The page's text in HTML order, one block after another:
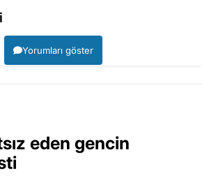
Yorumları göster
eden gencin